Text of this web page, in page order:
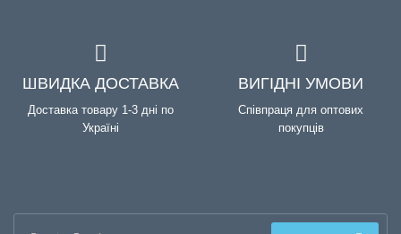
ШВИДКА ДОСТАВКА
Доставка товару 1-3 дні по
Україні
ВИГІДНІ УМОВИ
Співпраця для оптових
покупців